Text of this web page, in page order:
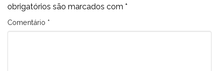
obrigatórios são marcados com *
Comentário *